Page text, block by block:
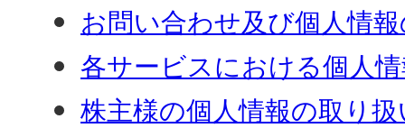
お問い合わせ及び個人情
各サービスにおける個人
株主様の個人情報の取り